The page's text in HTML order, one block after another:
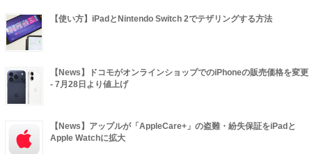
【使い方】iPadとNintendo Switch 2でテザリングする方法
【News】ドコモがオンラインショップでのiPhoneの販売価格を変更
- 7月28日より値上げ
【News】アップルが「AppleCare+」の盗難・紛失保証をiPadと
Apple Watchに拡大